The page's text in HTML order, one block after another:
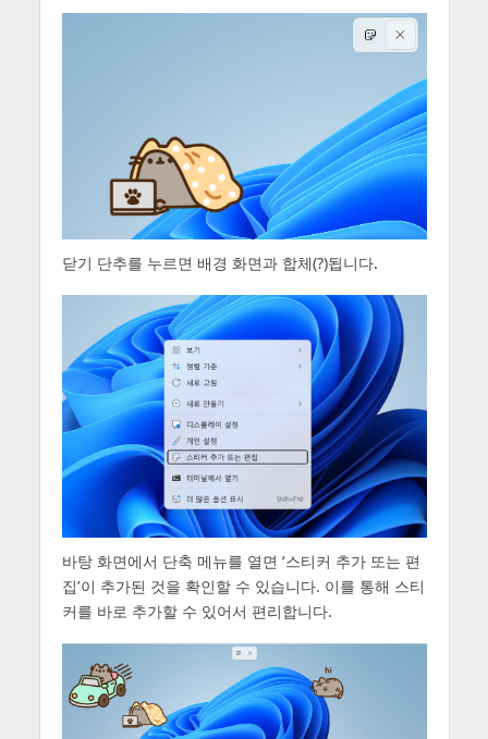
닫기 단추를 누르면 배경 화면과 합체(?)됩니다.
바탕 화면에서 단축 메뉴를 열면 ‘스티커 추가 또는 편
집’이 추가된 것을 확인할 수 있습니다. 이를 통해 스티
커를 바로 추가할 수 있어서 편리합니다.